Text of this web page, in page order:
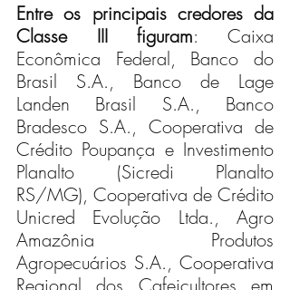
Entre os principais credores da
Classe III figuram: Caixa
Econômica Federal, Banco do
Brasil S.A., Banco de Lage
Landen Brasil S.A., Banco
Bradesco S.A., Cooperativa de
Crédito Poupança e Investimento
Planalto (Sicredi Planalto
RS/MG), Cooperativa de Crédito
Unicred Evolução Ltda., Agro
Amazônia Produtos
Agropecuários S.A., Cooperativa
Regional dos Cafeicultores em